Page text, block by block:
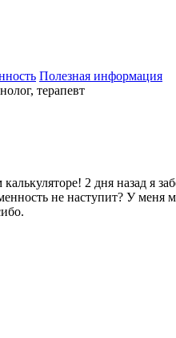
Полезная информация
терапевт
2 дня назад я
не наступит? У